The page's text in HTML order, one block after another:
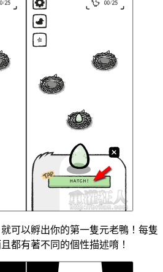
可以孵出你的第一隻元老鴨！每隻
都有著不同的個性描述唷！